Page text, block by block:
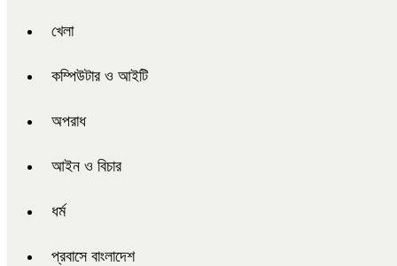
খেলা
কম্পিউটার ও আইটি
অপরাধ
আইন ও বিচার
ধর্ম
প্রবাসে বাংলাদেশ